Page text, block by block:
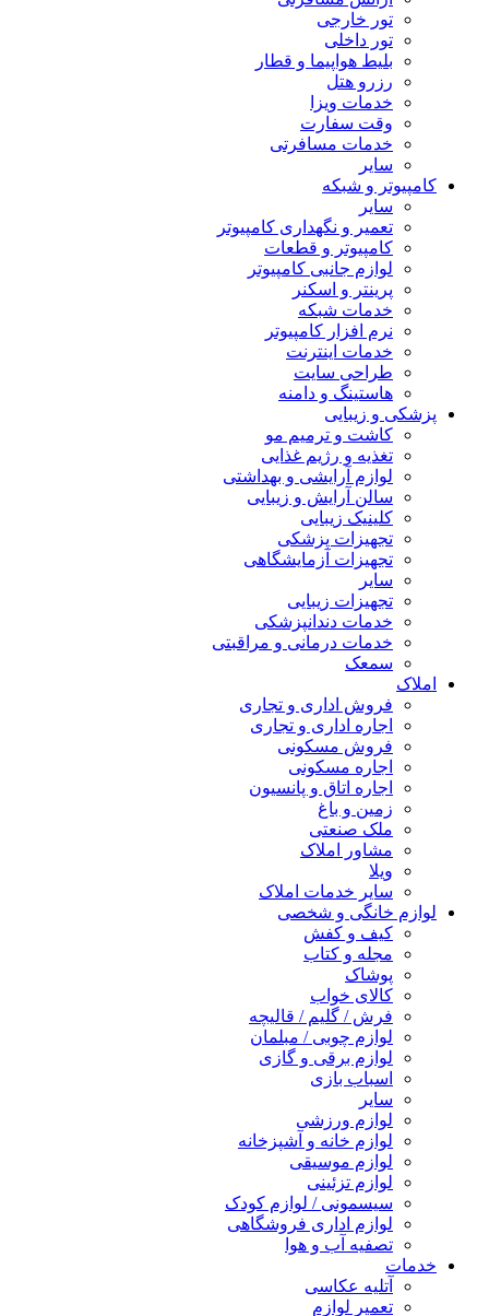
تور خارجی
تور داخلی
بلیط هواپیما و قطار
رزرو هتل
خدمات ویزا
وقت سفارت
خدمات مسافرتی
سایر
کامپیوتر و شبکه
سایر
تعمیر و نگهداری کامپیوتر
کامپیوتر و قطعات
لوازم جانبی کامپیوتر
پرینتر و اسکنر
خدمات شبکه
نرم افزار کامپیوتر
خدمات اینترنت
طراحی سایت
هاستینگ و دامنه
پزشکی و زیبایی
کاشت و ترمیم مو
تغذیه و رژیم غذایی
لوازم آرایشی و بهداشتی
سالن آرایش و زیبایی
کلینیک زیبایی
تجهیزات پزشکی
تجهیزات آزمایشگاهی
سایر
تجهیزات زیبایی
خدمات دندانپزشکی
خدمات درمانی و مراقبتی
سمعک
املاک
فروش اداری و تجاری
اجاره اداری و تجاری
فروش مسکونی
اجاره مسکونی
اجاره اتاق و پانسیون
زمین و باغ
ملک صنعتی
مشاور املاک
ویلا
سایر خدمات املاک
لوازم خانگی و شخصی
کیف و کفش
مجله و کتاب
پوشاک
کالای خواب
فرش / گلیم / قالیچه
لوازم چوبی / مبلمان
لوازم برقی و گازی
اسباب بازی
سایر
لوازم ورزشی
لوازم خانه و آشپزخانه
لوازم موسیقی
لوازم تزئینی
سیسمونی / لوازم کودک
لوازم اداری فروشگاهی
تصفیه آب و هوا
خدمات
آتلیه عکاسی
تعمیر لوازم